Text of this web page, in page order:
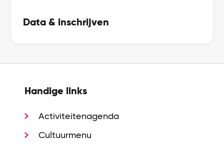
Data & inschrijven
Handige links
Activiteitenagenda
Cultuurmenu